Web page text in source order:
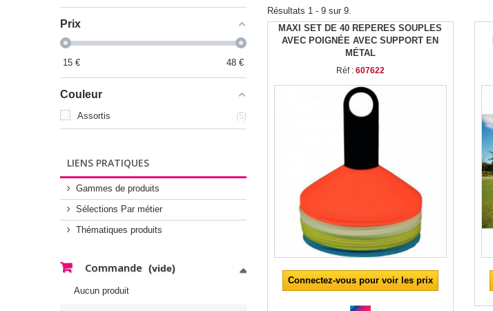
Prix
15 € 48 €
Couleur
Assortis 5
LIENS PRATIQUES
Gammes de produits
Sélections Par métier
Thématiques produits
Commande (vide)
Aucun produit
Résultats 1 - 9 sur 9.
MAXI SET DE 40 REPERES SOUPLES
AVEC POIGNÉE AVEC SUPPORT EN
MÉTAL
Réf : 607622
Connectez-vous pour voir les prix